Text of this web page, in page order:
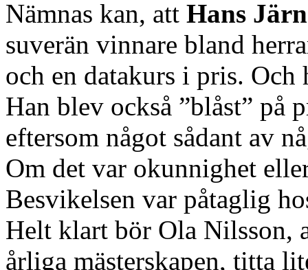
Nämnas kan, att Hans
suverän vinnare bland
och en datakurs i pris. Och
Han blev också ”blåst” på
eftersom något sådant av
Om det var okunnighet
Besvikelsen var påtaglig
Helt klart bör Ola Nilsson,
årliga mästerskapen, titta